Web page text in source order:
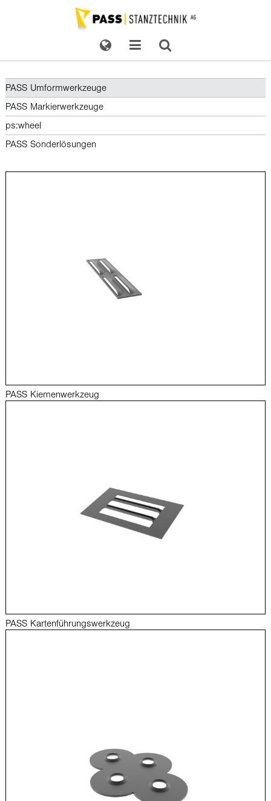
PASS Umformwerkzeuge
PASS Markierwerkzeuge
ps:wheel
PASS Sonderlösungen
PASS Kiemenwerkzeug
PASS Kartenführungswerkzeug